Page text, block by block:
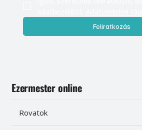
Feliratkozás
Ezermester online
Rovatok